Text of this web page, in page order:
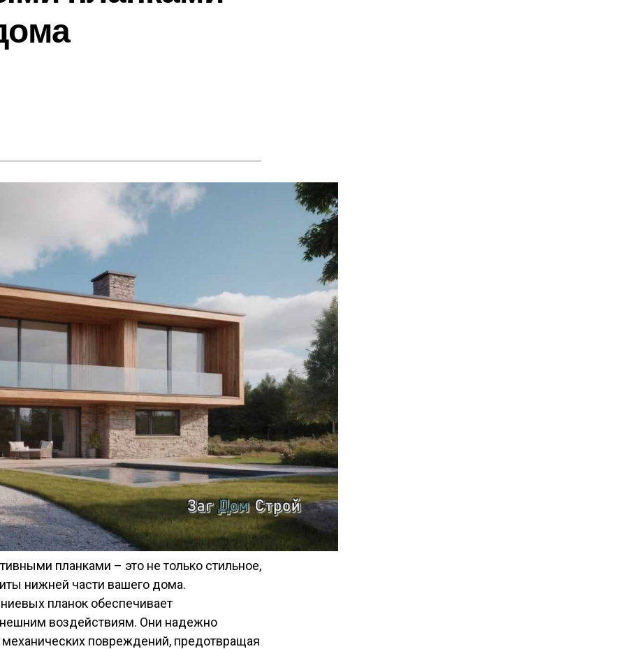
планками – это не только стильное,
нижней части вашего дома.
планок обеспечивает
воздействиям. Они надежно
повреждений, предотвращая